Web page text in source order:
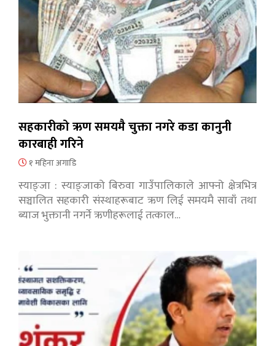
सहकारीको ऋण समयमै चुक्ता नगरे कडा कानुनी
कारबाही गरिने
१ महिना अगाडि
स्याङ्जा : स्याङ्जाको बिरुवा गाउँपालिकाले आफ्नो क्षेत्रभित्र
सञ्चालित सहकारी संस्थाहरूबाट ऋण लिई समयमै सावाँ तथा
ब्याज भुक्तानी नगर्ने ऋणीहरूलाई तत्काल…